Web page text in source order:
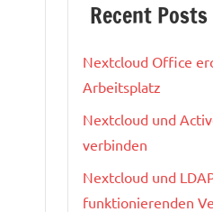
Recent Posts
Nextcloud Office
Arbeitsplatz
Nextcloud und
verbinden
Nextcloud und
funktionierenden